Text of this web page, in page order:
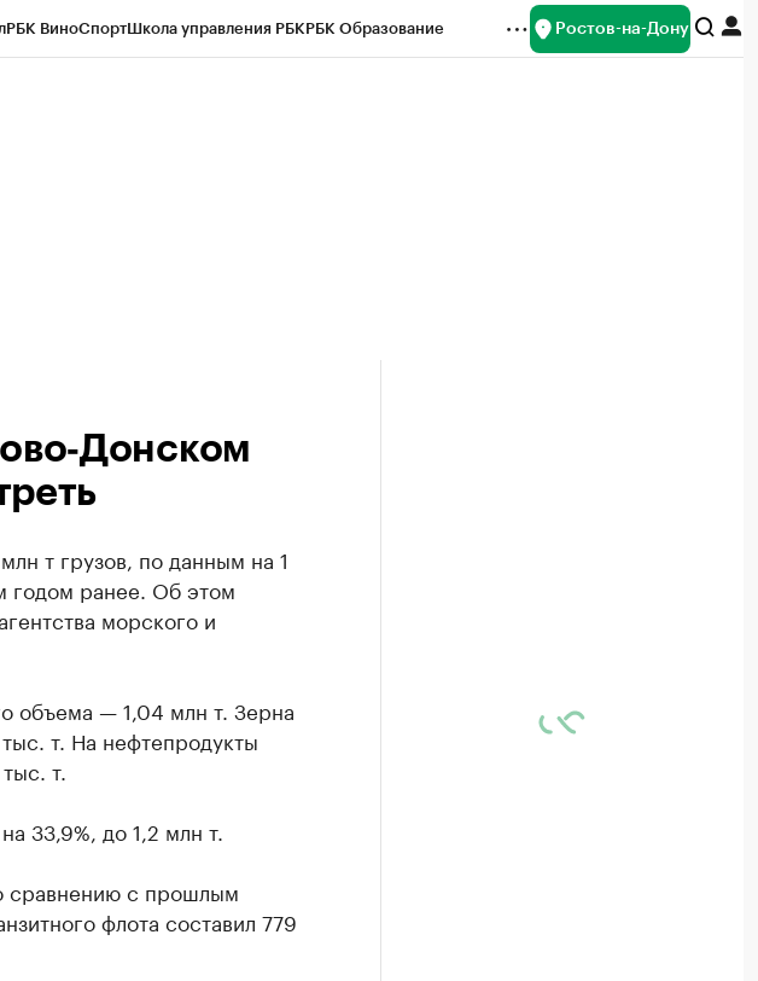
РБК ВиноСпортШкола управления РБКРБК Образование Ростов-на-Дону
т грузов, по данным на 1
годом ранее. Об этом
морского и
объема — 1,04 млн т. Зерна
т. На нефтепродукты
т.
33,9%, до 1,2 млн т.
сравнению с прошлым
флота составил 779